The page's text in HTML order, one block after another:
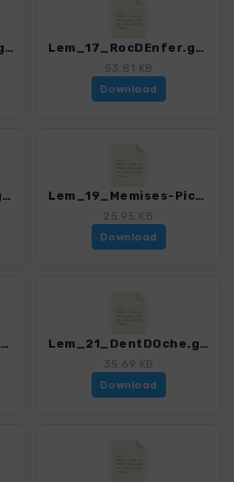
Lem_16_MontOuzon.gpx Lem_17_RocDEnfer.gpx
53.81 KB
Download
Lem_18_MontBaron.gpx Lem_19_Memises-PicBore.gpx
25.95 KB
Download
Lem_20_PortesDOche-PointePelluaz.gpx Lem_21_DentDOche.gpx
35.69 KB
Download